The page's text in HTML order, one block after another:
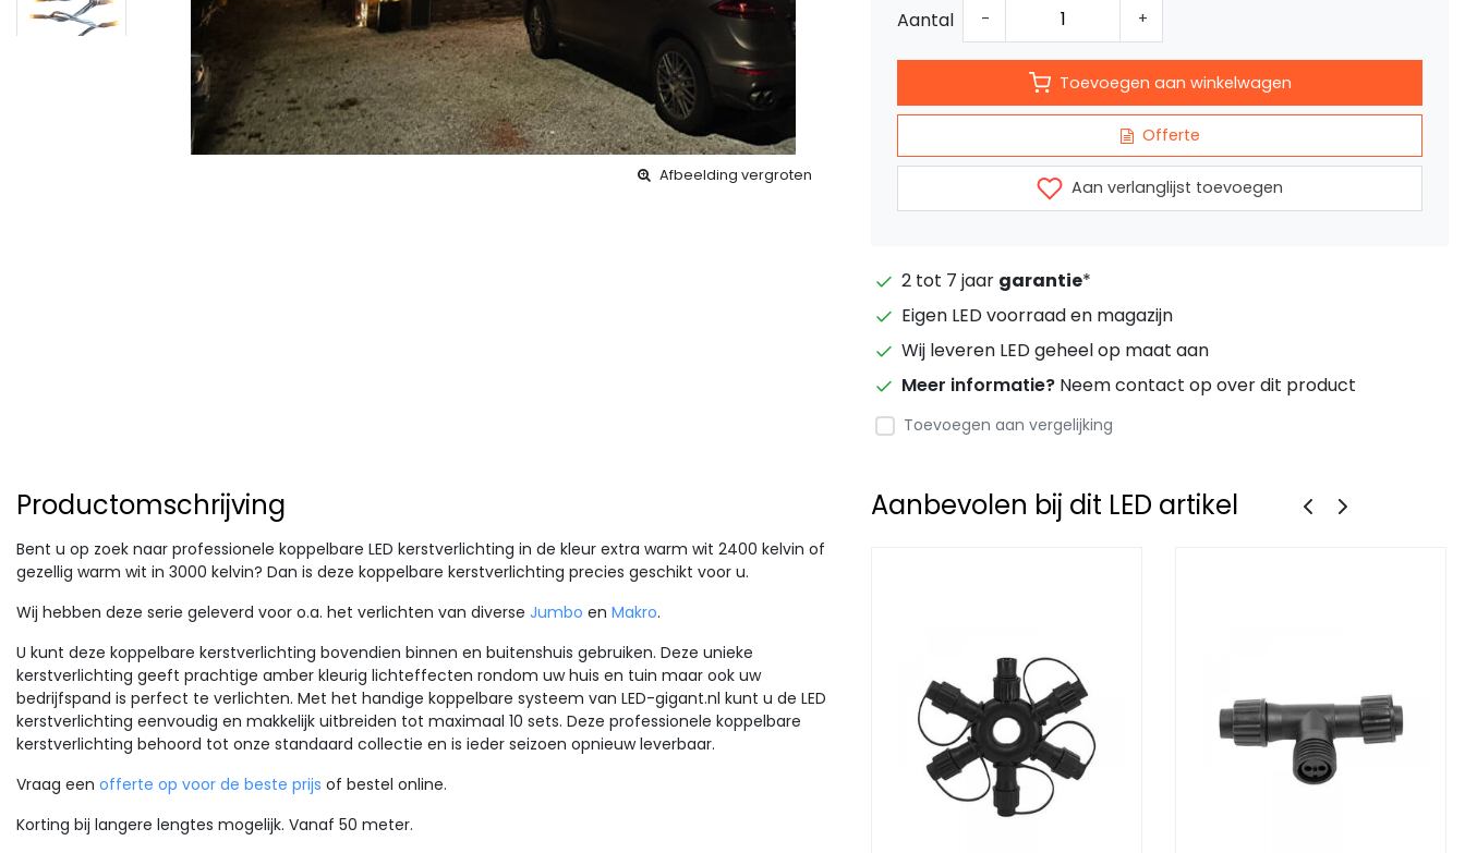
Afbeelding vergroten
Aantal - +
Toevoegen aan winkelwagen
Offerte
Aan verlanglijst toevoegen
2 tot 7 jaar garantie*
Eigen LED voorraad en magazijn
Wij leveren LED geheel op maat aan
Meer informatie? Neem contact op over dit product
Toevoegen aan vergelijking
Productomschrijving
Bent u op zoek naar professionele koppelbare LED kerstverlichting in de kleur extra warm wit 2400 kelvin of
gezellig warm wit in 3000 kelvin? Dan is deze koppelbare kerstverlichting precies geschikt voor u.
Wij hebben deze serie geleverd voor o.a. het verlichten van diverse Jumbo en Makro.
U kunt deze koppelbare kerstverlichting bovendien binnen en buitenshuis gebruiken. Deze unieke
kerstverlichting geeft prachtige amber kleurig lichteffecten rondom uw huis en tuin maar ook uw
bedrijfspand is perfect te verlichten. Met het handige koppelbare systeem van LED-gigant.nl kunt u de LED
kerstverlichting eenvoudig en makkelijk uitbreiden tot maximaal 10 sets. Deze professionele koppelbare
kerstverlichting behoord tot onze standaard collectie en is ieder seizoen opnieuw leverbaar.
Vraag een offerte op voor de beste prijs of bestel online.
Korting bij langere lengtes mogelijk. Vanaf 50 meter.
Aanbevolen bij dit LED artikel